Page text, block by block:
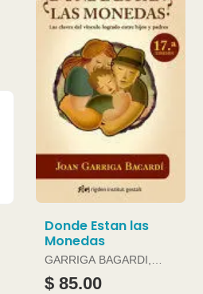
Donde Estan las
Monedas
GARRIGA BAGARDI,
JOAN
$ 85.00